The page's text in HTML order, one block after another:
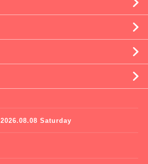
2026.08.08 Saturday